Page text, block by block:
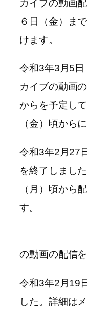
カイブの動画
６日（金）ま
けます。
令和3年3月5
カイブの動画
からを予定し
（金）頃から
令和3年2月27
を終了しまし
（月）頃から
す
オンデ
の動画の配信
令和3年2月19
した。詳細は